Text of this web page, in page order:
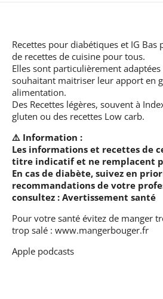
Recettes pour diabétiques et IG Bas
de recettes de cuisine pour tous.
Elles sont particulièrement
souhaitant maitriser leur apport en
alimentation.
Des Recettes légères, souvent à
gluten ou des recettes Low carb.
⚠️ Information :
Les informations et recettes de
titre indicatif et ne remplacent
En cas de diabète, suivez en
recommandations de votre
consultez : Avertissement santé
Pour votre santé évitez de manger
trop salé : www.mangerbouger.fr
Apple podcasts